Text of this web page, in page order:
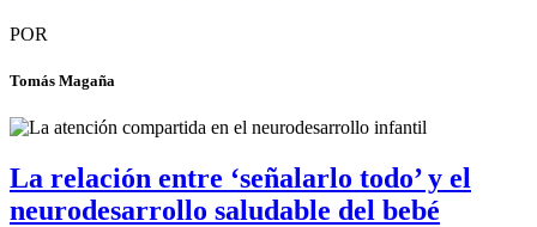
POR
Tomás Magaña
La relación entre ‘señalarlo todo’ y el
neurodesarrollo saludable del bebé